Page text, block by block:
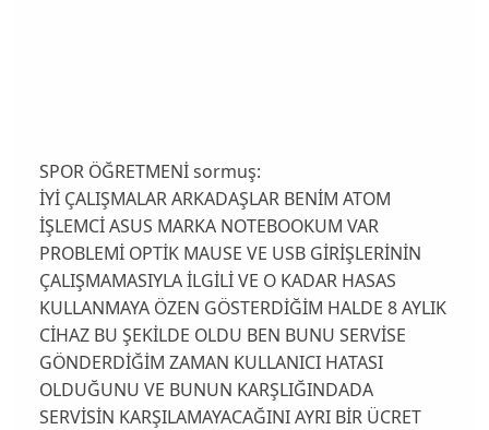
SPOR ÖĞRETMENİ sormuş:
İYİ ÇALIŞMALAR ARKADAŞLAR BENİM ATOM
İŞLEMCİ ASUS MARKA NOTEBOOKUM VAR
PROBLEMİ OPTİK MAUSE VE USB GİRİŞLERİNİN
ÇALIŞMAMASIYLA İLGİLİ VE O KADAR HASAS
KULLANMAYA ÖZEN GÖSTERDİĞİM HALDE 8 AYLIK
CİHAZ BU ŞEKİLDE OLDU BEN BUNU SERVİSE
GÖNDERDİĞİM ZAMAN KULLANICI HATASI
OLDUĞUNU VE BUNUN KARŞLIĞINDADA
SERVİSİN KARŞILAMAYACAĞINI AYRI BİR ÜCRET